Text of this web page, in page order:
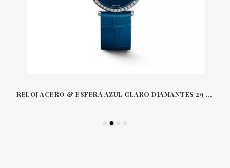
RELOJ ACERO & ESFERA AZUL CLARO DIAMANTES 29 MM LA GRANDE CLASSIQUE LONGINES L4523BLD